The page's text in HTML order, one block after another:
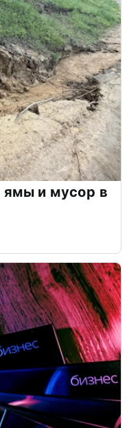
ямы и мусор в